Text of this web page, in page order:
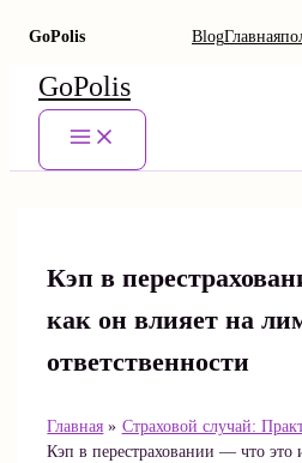
GoPolis BlogГлавная
Перейти
содержимому
GoPolis
Main
Кэп в
как он влияет на
ответственности
Главная
Страховой случай:
Кэп в перестраховании — что это